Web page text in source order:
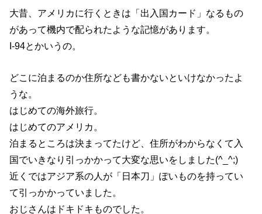
大昔、アメリカに行くときは「出入国カード」なるもの
があって機内で配られたような記憶があります。
I-94とかいうの。
どこに泊まるのか住所なども書かないといけなかったよ
うな。
はじめての海外旅行。
はじめてのアメリカ。
泊まるところは決まってたけど、住所がわからなくて入
国でいきなり引っかかって大変な思いをしました(^_^;)
近くではアジア系の人が「日本刀」ぽいものを持ってい
て引っかかっていました。
おじさんはドキドキものでした。